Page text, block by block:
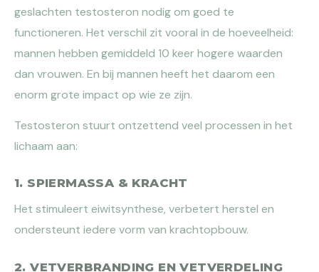
geslachten testosteron nodig om goed te
functioneren. Het verschil zit vooral in de hoeveelheid:
mannen hebben gemiddeld 10 keer hogere waarden
dan vrouwen. En bij mannen heeft het daarom een
enorm grote impact op wie ze zijn.
Testosteron stuurt ontzettend veel processen in het
lichaam aan:
1. SPIERMASSA & KRACHT
Het stimuleert eiwitsynthese, verbetert herstel en
ondersteunt iedere vorm van krachtopbouw.
2. VETVERBRANDING EN VETVERDELING